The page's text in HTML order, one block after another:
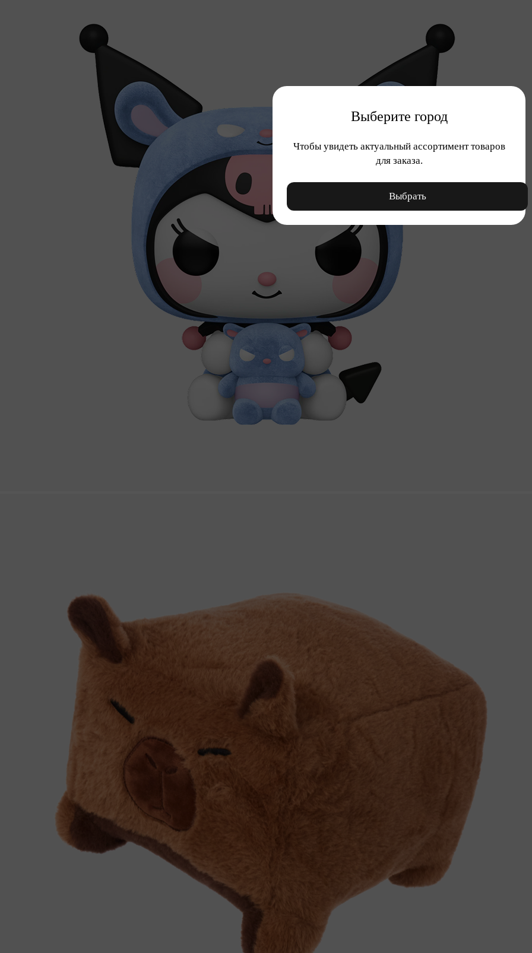
Выберите город
Чтобы увидеть актуальный ассортимент товаров
для заказа.
Выбрать